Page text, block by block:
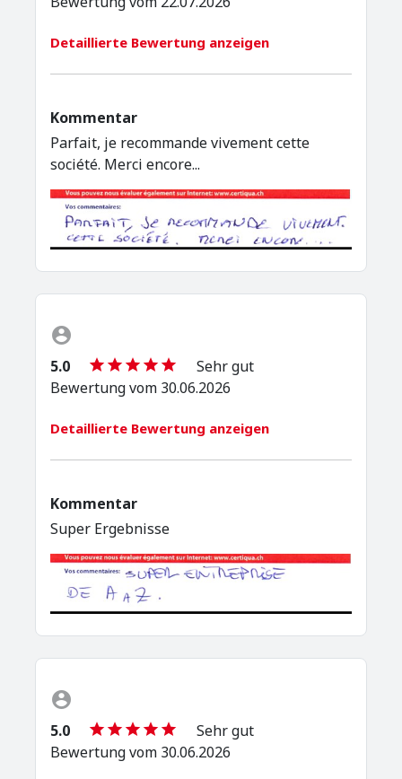
Detaillierte Bewertung anzeigen
Kommentar
Parfait, je recommande vivement cette
société. Merci encore...
5.0
Sehr gut
Bewertung vom 30.06.2026
Detaillierte Bewertung anzeigen
Kommentar
Super Ergebnisse
5.0
Sehr gut
Bewertung vom 30.06.2026